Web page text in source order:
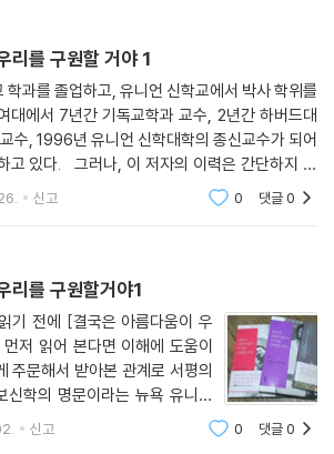
처럼 찾아온 기회를 택해 뉴욕 유니언 신학대학
‘사랑과 지혜의 만남-기독교와 불교와의 대
이 커뮤니티, 페미니스트(글로리아 스타이넘
고통을 몸으로 겪으며 뉴욕에서의 첫해를 보낸
풀어놓은 우리 시대 신학에 대한 절절한 고민과
하는 과정이 백미이다.
로 섞이지 않는 세상은 우리 머릿속에만 있다. 진
서로가 서로를 그리워하며 이미 서로가 서로의
쪽 모두에 해당되기도 했고 또한 그렇지 않기도
나는 소리를 듣고 그 소리를 대중들에게 전달하고
아니라 대중적인 음악회처럼, 록 콘서트처럼, 시
지만 경건한 제의처럼 그렇게 전달하고 싶었
리를 구원할 거야 1
학과를 졸업하고, 유니언 신학교에서 박사 학위를
대에서 7년간 기독교학과 교수, 2년간 하버드대
교수, 1996년 유니언 신학대학의 종신교수가 되어
이력은 간단하지 않
지 불교 명상을 배우며 히말라야의 수도원에서
신고 0 댓글0
리를 구원할거야1
기 전에 [결국은 아름다움이 우
저 읽어 본다면 이해에 도움이
주문해서 받아본 관계로 서평의
아계 여성 종신교수이자 에코페
신고 0 댓글0